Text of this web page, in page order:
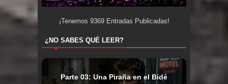
¡Tenemos 9369Entradas Publicadas!
¿NO SABES QUÉ LEER?
Parte 03: Una Piraña en el Bidé